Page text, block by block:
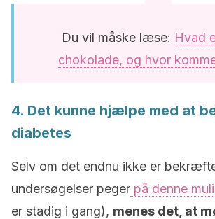
Du vil måske læse: Hvad
chokolade, og hvor
4. Det kunne hjælpe med at
diabetes
Selv om det endnu ikke er
undersøgelser peger på denne
er stadig i gang), menes det, at